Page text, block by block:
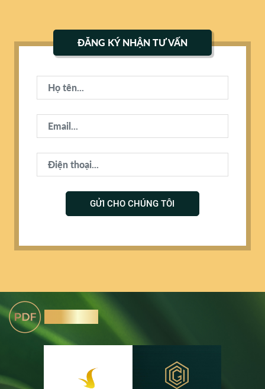
ĐĂNG KÝ NHẬN TƯ VẤN
GỬI CHO CHÚNG TÔI